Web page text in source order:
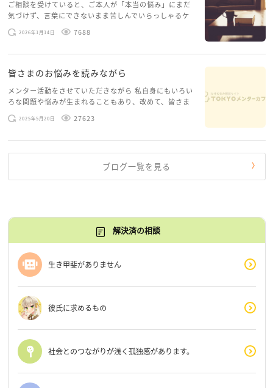
ご相談を受けていると、ご本人が「本当の悩み」にまだ
気づけず、言葉にできないまま苦しんでいらっしゃるケ
ースがありますお悩みというのは、心の深いところ（深
層心理）に触れることで、まったく違う角度から解決の
2026年1月14日 7688
皆さまのお悩みを読みながら
メンター活動をさせていただきながら 私自身にもいろい
ろな問題や悩みが生まれることもあり、改めて、皆さま
のお悩みを読みながら 「みんな、もがいてる。わたし
だけじゃないんだな」と、逆に励まされるような日々で
2025年5月20日 27623
ブログ一覧を見る
解決済の相談
生き甲斐がありません
彼氏に求めるもの
社会とのつながりが浅く孤独感があります。